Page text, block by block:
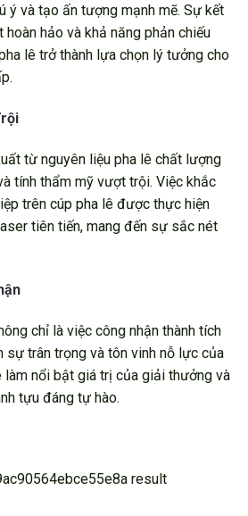
ý và tạo ấn tượng mạnh mẽ. Sự kết
hảo và khả năng phản chiếu
lê trở thành lựa chọn lý tưởng cho
từ nguyên liệu pha lê chất lượng
tính thẩm mỹ vượt trội. Việc khắc
trên cúp pha lê được thực hiện
tiên tiến, mang đến sự sắc nét
chỉ là việc công nhận thành tích
sự trân trọng và tôn vinh nỗ lực của
làm nổi bật giá trị của giải thưởng và
tựu đáng tự hào.